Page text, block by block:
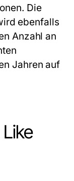
Die
ebenfalls
Anzahl an
Jahren auf